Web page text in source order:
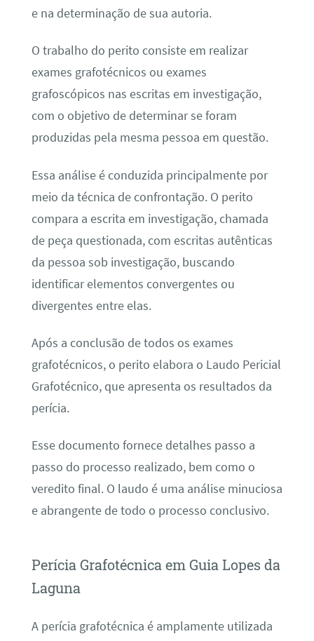
e na determinação de sua autoria.
O trabalho do perito consiste em realizar
exames grafotécnicos ou exames
grafoscópicos nas escritas em investigação,
com o objetivo de determinar se foram
produzidas pela mesma pessoa em questão.
Essa análise é conduzida principalmente por
meio da técnica de confrontação. O perito
compara a escrita em investigação, chamada
de peça questionada, com escritas autênticas
da pessoa sob investigação, buscando
identificar elementos convergentes ou
divergentes entre elas.
Após a conclusão de todos os exames
grafotécnicos, o perito elabora o Laudo Pericial
Grafotécnico, que apresenta os resultados da
perícia.
Esse documento fornece detalhes passo a
passo do processo realizado, bem como o
veredito final. O laudo é uma análise minuciosa
e abrangente de todo o processo conclusivo.
Perícia Grafotécnica em Guia Lopes da
Laguna
A perícia grafotécnica é amplamente utilizada